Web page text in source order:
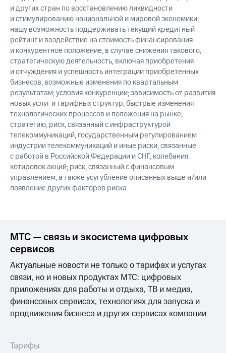
и других стран по восстановлению ликвидности
и стимулированию национальной и мировой экономики;
нашу возможность поддерживать текущий кредитный
рейтинг и воздействие на стоимость финансирования
и конкурентное положение, в случае снижения такового;
стратегическую деятельность, включая приобретения
и отчуждения и успешность интеграции приобретенных
бизнесов; возможные изменения по квартальным
результатам; условия конкуренции; зависимость от развития
новых услуг и тарифных структур; быстрые изменения
технологических процессов и положения на рынке;
стратегию; риск, связанный с инфраструктурой
телекоммуникаций, государственным регулированием
индустрии телекоммуникаций и иные риски, связанные
с работой в Российской Федерации и СНГ; колебания
котировок акций; риск, связанный с финансовым
управлением, а также усугубление описанных выше и/или
появление других факторов риска.
МТС — связь и экосистема цифровых
сервисов
Актуальные новости не только о тарифах и услугах
связи, но и новых продуктах МТС: цифровых
приложениях для работы и отдыха, ТВ и медиа,
финансовых сервисах, технологиях для запуска и
продвижения бизнеса и других сервисах компании
Тарифы